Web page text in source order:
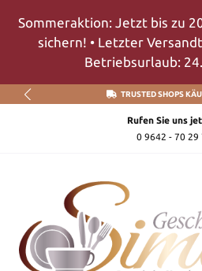
Zum Hauptinhalt springen
Sommeraktion: Jetzt bis zu
sichern! • Letzter
Betriebsurlaub:
TRUSTED SHOPS
Rufen Sie uns
0 9642 - 70 29